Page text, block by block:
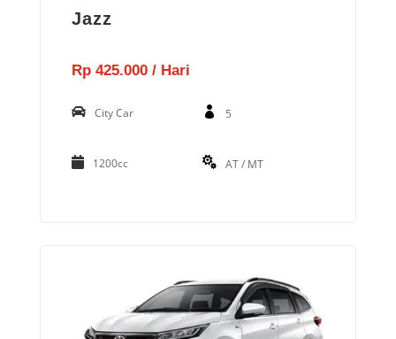
Jazz
Rp 425.000 / Hari
City Car 5
1200cc AT / MT